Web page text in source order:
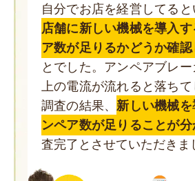
自分でお店を経営してると
店舗に新しい機械を導入
ア数が足りるかどうか確認
とでした。アンペアブレ
上の電流が流れると落ちて
調査の結果、 新しい機械
ンペア数が足りることが分
査完了とさせていただきま